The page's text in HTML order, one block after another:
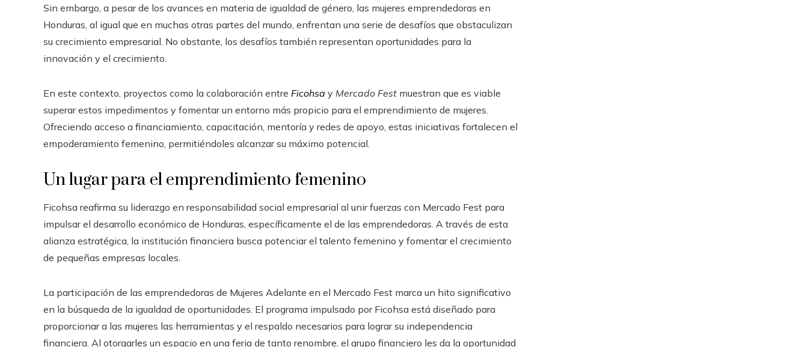
Sin embargo, a pesar de los avances en materia de igualdad de género, las mujeres emprendedoras en
Honduras, al igual que en muchas otras partes del mundo, enfrentan una serie de desafíos que obstaculizan
su crecimiento empresarial. No obstante, los desafíos también representan oportunidades para la
innovación y el crecimiento.
En este contexto, proyectos como la colaboración entre Ficohsa y Mercado Fest muestran que es viable
superar estos impedimentos y fomentar un entorno más propicio para el emprendimiento de mujeres.
Ofreciendo acceso a financiamiento, capacitación, mentoría y redes de apoyo, estas iniciativas fortalecen el
empoderamiento femenino, permitiéndoles alcanzar su máximo potencial.
Un lugar para el emprendimiento femenino
Ficohsa reafirma su liderazgo en responsabilidad social empresarial al unir fuerzas con Mercado Fest para
impulsar el desarrollo económico de Honduras, específicamente el de las emprendedoras. A través de esta
alianza estratégica, la institución financiera busca potenciar el talento femenino y fomentar el crecimiento
de pequeñas empresas locales.
La participación de las emprendedoras de Mujeres Adelante en el Mercado Fest marca un hito significativo
en la búsqueda de la igualdad de oportunidades. El programa impulsado por Ficohsa está diseñado para
proporcionar a las mujeres las herramientas y el respaldo necesarios para lograr su independencia
financiera. Al otorgarles un espacio en una feria de tanto renombre, el grupo financiero les da la oportunidad